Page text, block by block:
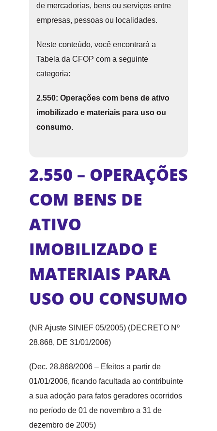
de mercadorias, bens ou serviços entre
empresas, pessoas ou localidades.
Neste conteúdo, você encontrará a
Tabela da CFOP com a seguinte
categoria:
2.550: Operações com bens de ativo
imobilizado e materiais para uso ou
consumo.
2.550 – OPERAÇÕES
COM BENS DE
ATIVO
IMOBILIZADO E
MATERIAIS PARA
USO OU CONSUMO
(NR Ajuste SINIEF 05/2005) (DECRETO Nº
28.868, DE 31/01/2006)
(Dec. 28.868/2006 – Efeitos a partir de
01/01/2006, ficando facultada ao contribuinte
a sua adoção para fatos geradores ocorridos
no período de 01 de novembro a 31 de
dezembro de 2005)